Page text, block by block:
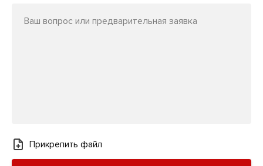
Ваш вопрос или предварительная заявка
Прикрепить файл